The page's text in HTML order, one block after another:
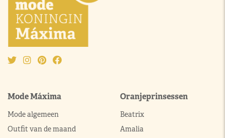
Mode Máxima
Mode algemeen
Outfit van de maand
Oranjeprinsessen
Beatrix
Amalia